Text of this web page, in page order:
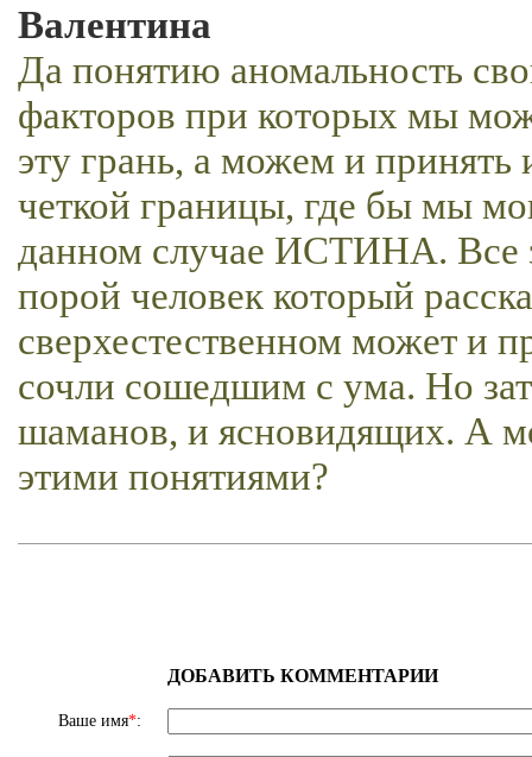
Валентина
Да понятию аномальность
факторов при которых мы
эту грань, а можем и
четкой границы, где бы мы
данном случае ИСТИНА. Все
порой человек который
сверхестественном может и
сочли сошедшим с ума. Но
шаманов, и ясновидящих. А
этими понятиями?
ДОБАВИТЬ КОММЕНТАРИИ
Ваше имя*: